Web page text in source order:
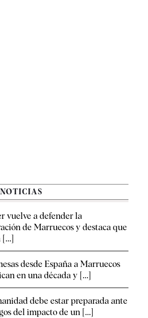
vuelve a defender la
de Marruecos y destaca que
desde España a Marruecos
en una década y [...]
debe estar preparada ante
del impacto de un [...]